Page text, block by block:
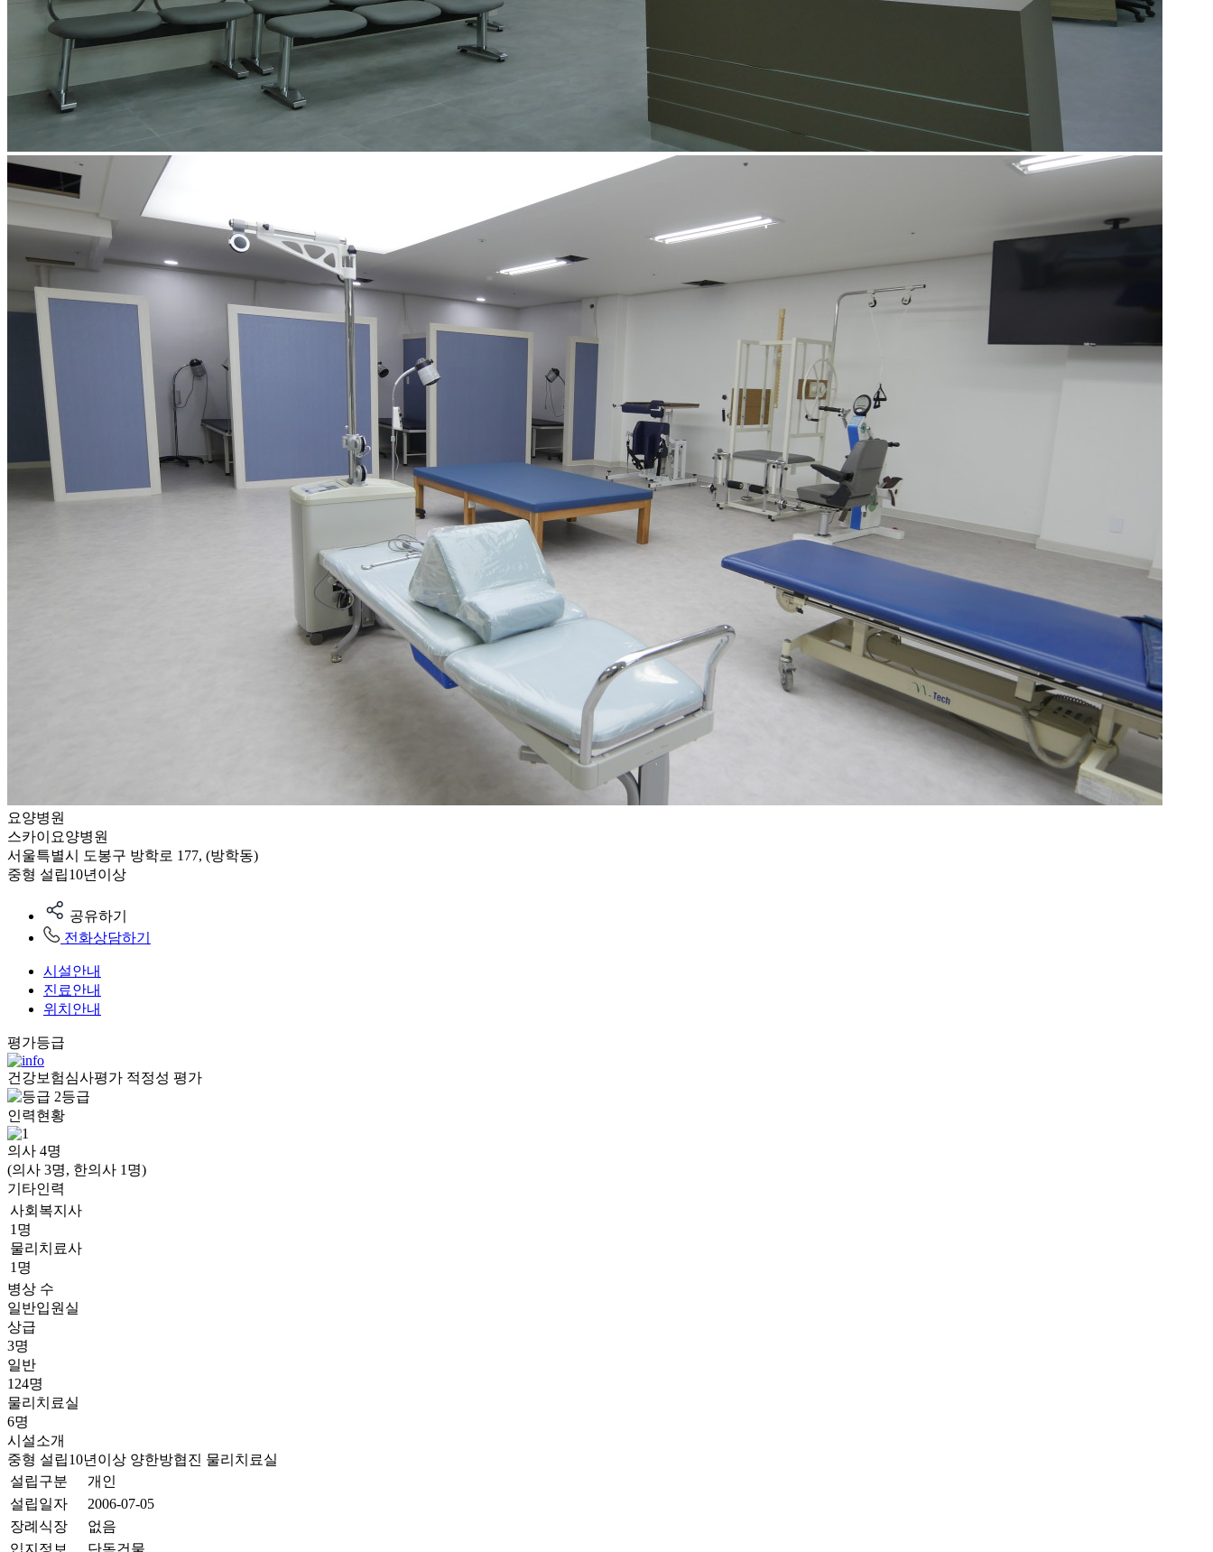
요양병원
스카이요양병원
서울특별시 도봉구 방학로 177, (방학동)
중형 설립10년이상
공유하기
전화상담하기
시설안내
진료안내
위치안내
평가등급
건강보험심사평가 적정성 평가
2등급
인력현황
의사 4명
(의사 3명, 한의사 1명)
기타인력
사회복지사
1명
물리치료사
1명
병상 수
일반입원실
상급
3명
일반
124명
물리치료실
6명
시설소개
중형 설립10년이상 양한방협진 물리치료실
설립구분
개인
설립일자
2006-07-05
장례식장
없음
입지정보
단독건물